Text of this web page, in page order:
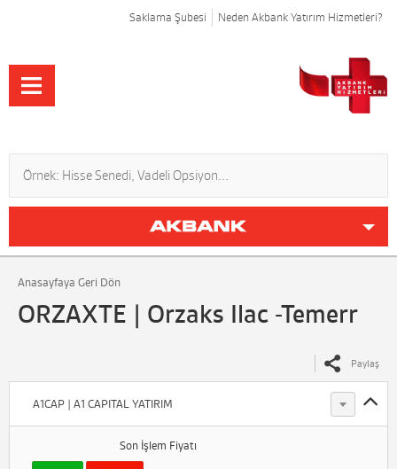
Saklama Şubesi Neden Akbank Yatırım Hizmetleri?
Anasayfaya Geri Dön
ORZAXTE | Orzaks Ilac -Temerr
Paylaş
A1CAP | A1 CAPITAL YATIRIM
Son İşlem Fiyatı